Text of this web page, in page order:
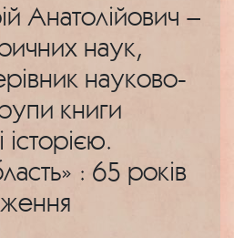
Анатолійович –
наук,
науково-
книги
історією.
: 65 років